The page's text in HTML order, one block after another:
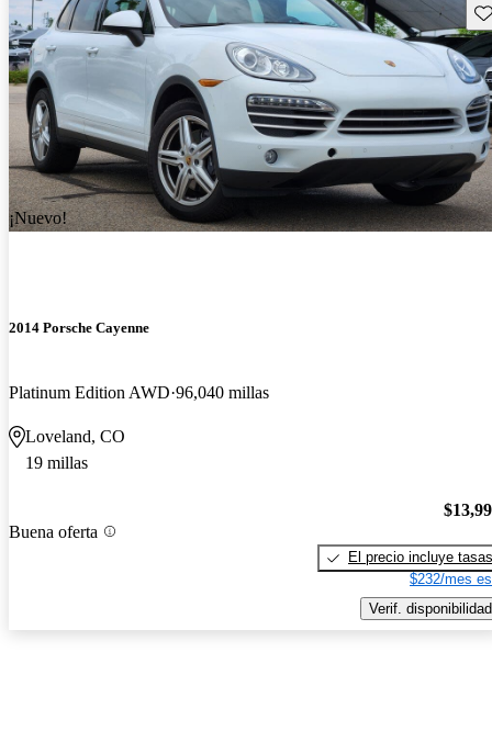
¡Nuevo!
2014 Porsche Cayenne
Platinum Edition AWD 96,040 millas
Loveland, CO
19 millas
Buena oferta
El precio incluye tasas
$232/mes
Verif. disponibilidad